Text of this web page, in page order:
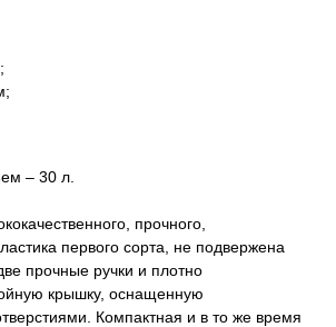
– 30 л.
прочного,
первого сорта, не подвержена
прочные ручки и плотно
крышку, оснащенную
Компактная и в то же время
оптом